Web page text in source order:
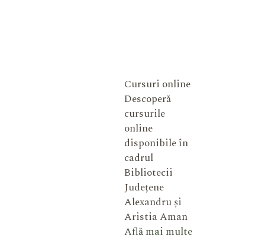
Cursuri online
Descoperă
cursurile
online
disponibile în
cadrul
Bibliotecii
Județene
Alexandru și
Aristia Aman
Află mai multe